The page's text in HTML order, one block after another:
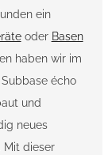
ein
oder Basen
haben wir im
écho
und
neues
Mit dieser